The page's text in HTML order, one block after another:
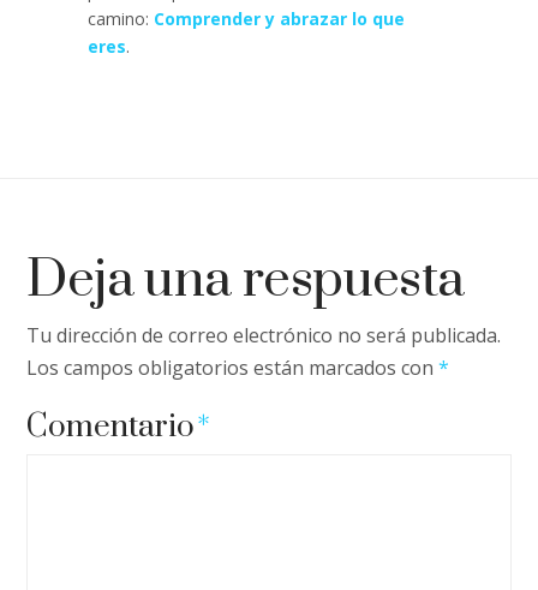
camino: Comprender y abrazar lo que
eres.
Deja una respuesta
Tu dirección de correo electrónico no será publicada.
Los campos obligatorios están marcados con*
Comentario*